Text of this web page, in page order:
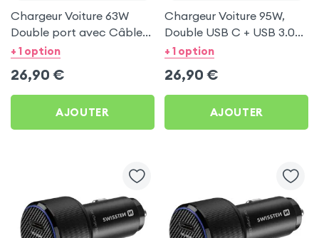
Chargeur Voiture 63W
Double port avec Câble
USB C 1m pour Samsung
+ 1 option
26,90 €
AJOUTER
Chargeur Voiture 95W,
Double USB C + USB 3.0
pour Samsung Galaxy
+ 1 option
26,90 €
AJOUTER